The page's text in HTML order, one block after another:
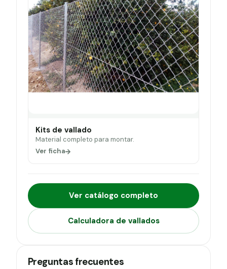
Kits de vallado
Material completo para montar.
Ver ficha
Ver catálogo completo
Calculadora de vallados
Preguntas frecuentes